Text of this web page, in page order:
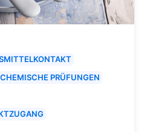
CHEMISCHE PRÜFUNGEN